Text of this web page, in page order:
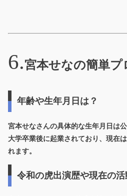
宮本せなの簡単プ
年齢や生年月日は？
宮本せなさんの具体的な生年月日は
大学卒業後に起業されており、 現在
れます。
令和の虎出演歴や現在の活